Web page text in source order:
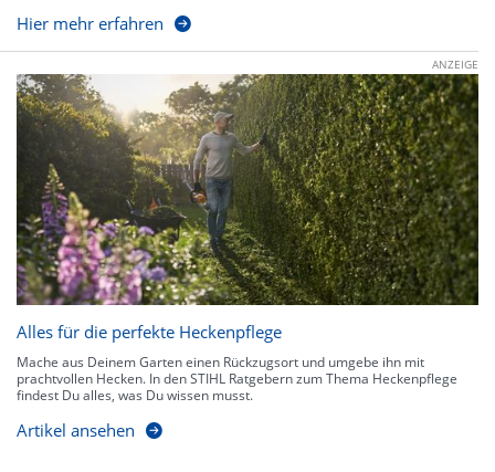
Hier mehr erfahren
ANZEIGE
Alles für die perfekte Heckenpflege
Mache aus Deinem Garten einen Rückzugsort und umgebe ihn mit
prachtvollen Hecken. In den STIHL Ratgebern zum Thema Heckenpflege
findest Du alles, was Du wissen musst.
Artikel ansehen